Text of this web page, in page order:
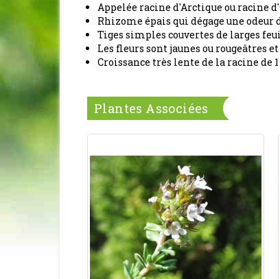
Appelée racine d'Arctique ou racine
Rhizome épais qui dégage une odeur
Tiges simples couvertes de larges
Les fleurs sont jaunes ou rougeâtres
Croissance très lente de la racine de 1
Plantes Associées